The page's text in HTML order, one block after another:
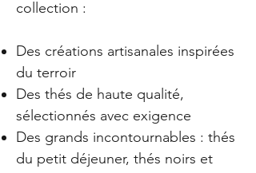
collection :
Des créations artisanales inspirées
du terroir
Des thés de haute qualité,
sélectionnés avec exigence
Des grands incontournables : thés
du petit déjeuner, thés noirs et